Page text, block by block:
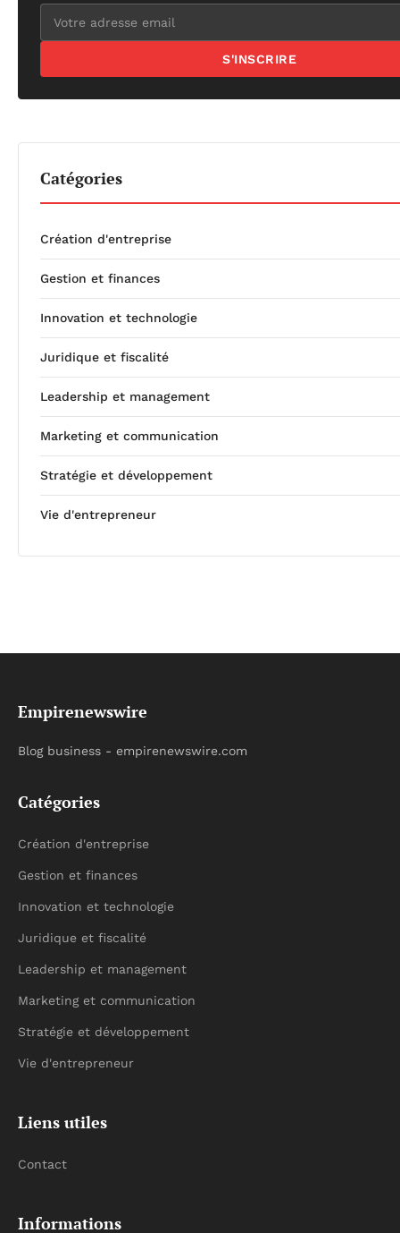
S'INSCRIRE
Catégories
Création d'entreprise
Gestion et finances
Innovation et technologie
Juridique et fiscalité
Leadership et management
Marketing et communication
Stratégie et développement
Vie d'entrepreneur
Empirenewswire
Blog business - empirenewswire.com
Catégories
Création d'entreprise
Gestion et finances
Innovation et technologie
Juridique et fiscalité
Leadership et management
Marketing et communication
Stratégie et développement
Vie d'entrepreneur
Liens utiles
Contact
Informations